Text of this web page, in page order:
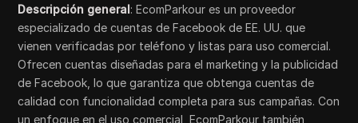
Descripción general: EcomParkour es un proveedor
especializado de cuentas de Facebook de EE. UU. que
vienen verificadas por teléfono y listas para uso comercial.
Ofrecen cuentas diseñadas para el marketing y la publicidad
de Facebook, lo que garantiza que obtenga cuentas de
calidad con funcionalidad completa para sus campañas. Con
un enfoque en el uso comercial, EcomParkour también